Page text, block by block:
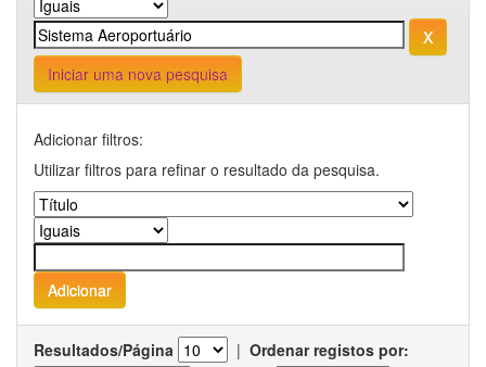
Iniciar uma nova pesquisa
Adicionar filtros:
Utilizar filtros para refinar o resultado da pesquisa.
Resultados/Página | Ordenar registos por: